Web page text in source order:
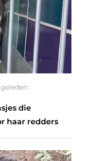
die
haar redders